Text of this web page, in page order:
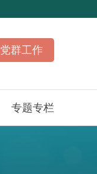
党群工作
专题专栏